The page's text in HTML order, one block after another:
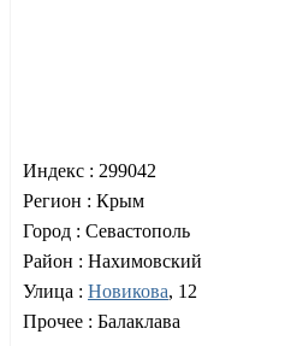
Индекс : 299042
Регион : Крым
Город : Севастополь
Район : Нахимовский
Улица : Новикова, 12
Прочее : Балаклава